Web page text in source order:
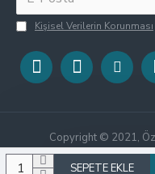
SEPETE EKLE
Kişisel Verilerin Korunması
Copyright © 2021,